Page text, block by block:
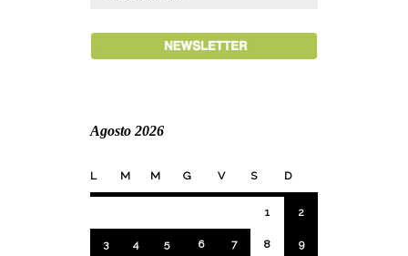
Agosto 2026
L M M G V S D
1 2
3 4 5 6 7 8 9